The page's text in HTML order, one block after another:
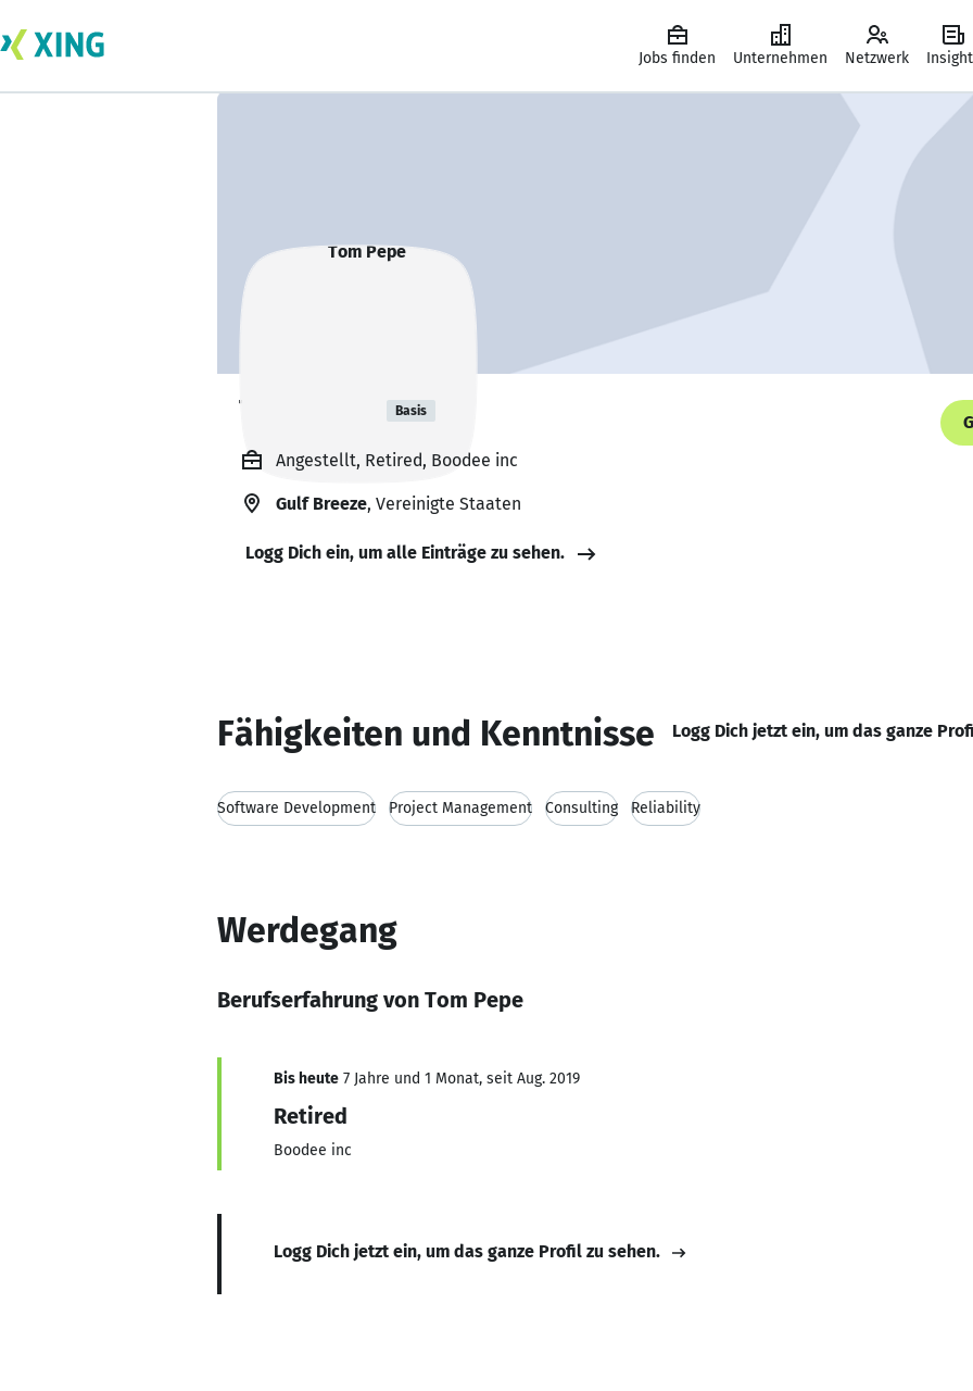
Jobs finden Unternehmen Netzwerk
Tom Pepe Basis
Angestellt, Retired, Boodee inc
Gulf Breeze, Vereinigte Staaten
Logg Dich ein, um alle Einträge zu sehen.
Fähigkeiten und Kenntnisse Logg Dich jetzt ein, um das ganze
Software Development Project Management Consulting Reliability
Werdegang
Berufserfahrung von Tom Pepe
Bis heute 7 Jahre und 1 Monat, seit Aug. 2019
Retired
Boodee inc
Logg Dich jetzt ein, um das ganze Profil zu sehen.